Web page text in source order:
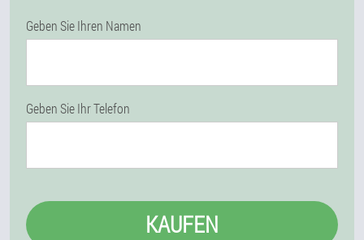
Geben Sie Ihren Namen
Geben Sie Ihr Telefon
KAUFEN